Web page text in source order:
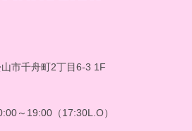
市千舟町2丁目6-3 1F
～19:00（17:30L.O）